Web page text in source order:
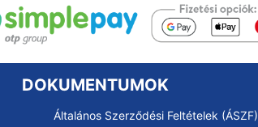
DOKUMENTUMOK
Általános Szerződési Feltételek (ÁSZF)